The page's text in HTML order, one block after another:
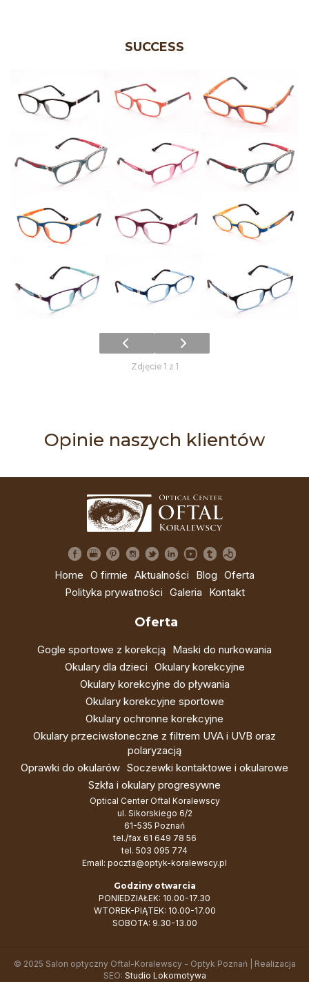
SUCCESS
Zdjęcie 1 z 1
Opinie naszych klientów
Home O firmie Aktualności Blog Oferta
Polityka prywatności Galeria Kontakt
Oferta
Gogle sportowe z korekcją Maski do nurkowania
Okulary dla dzieci Okulary korekcyjne
Okulary korekcyjne do pływania
Okulary korekcyjne sportowe
Okulary ochronne korekcyjne
Okulary przeciwsłoneczne z filtrem UVA i UVB oraz
polaryzacją
Oprawki do okularów Soczewki kontaktowe i okularowe
Szkła i okulary progresywne
Optical Center Oftal Koralewscy
ul. Sikorskiego 6/2
61-535 Poznań
tel./fax 61 649 78 56
tel. 503 095 774
Email: poczta@optyk-koralewscy.pl
Godziny otwarcia
PONIEDZIAŁEK: 10.00-17.30
WTOREK-PIĄTEK: 10.00-17.00
SOBOTA: 9.30-13.00
© 2025 Salon optyczny Oftal-Koralewscy - Optyk Poznań | Realizacja
SEO: Studio Lokomotywa